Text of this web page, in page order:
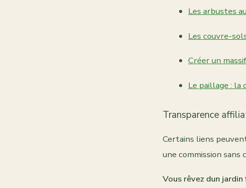
Les arbustes
Les couvre-
Créer un
Le paillage :
Transparence
Certains liens
une commission
Vous rêvez dun